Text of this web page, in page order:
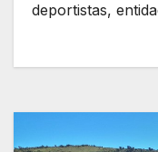
deportistas,